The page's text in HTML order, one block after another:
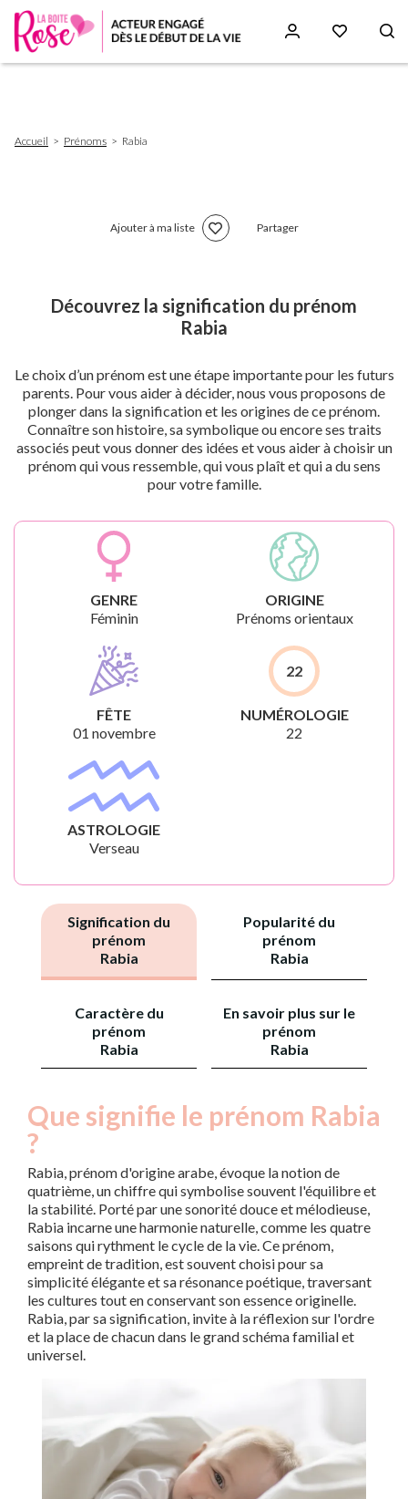
d'Ariane
Accueil Prénoms Rabia
Ajouter à ma liste Partager
Découvrez la signification du prénom
Rabia
Le choix d’un prénom est une étape importante pour les futurs
parents. Pour vous aider à décider, nous vous proposons de
plonger dans la signification et les origines de ce prénom.
Connaître son histoire, sa symbolique ou encore ses traits
associés peut vous donner des idées et vous aider à choisir un
prénom qui vous ressemble, qui vous plaît et qui a du sens
pour votre famille.
GENRE
Féminin
ORIGINE
Prénoms orientaux
FÊTE
01 novembre
22
NUMÉROLOGIE
22
ASTROLOGIE
Verseau
Signification du
prénom
Rabia
Popularité du
prénom
Rabia
Caractère du
prénom
Rabia
En savoir plus sur le
prénom
Rabia
Que signifie le prénom Rabia
?
Rabia, prénom d'origine arabe, évoque la notion de
quatrième, un chiffre qui symbolise souvent l'équilibre et
la stabilité. Porté par une sonorité douce et mélodieuse,
Rabia incarne une harmonie naturelle, comme les quatre
saisons qui rythment le cycle de la vie. Ce prénom,
empreint de tradition, est souvent choisi pour sa
simplicité élégante et sa résonance poétique, traversant
les cultures tout en conservant son essence originelle.
Rabia, par sa signification, invite à la réflexion sur l'ordre
et la place de chacun dans le grand schéma familial et
universel.